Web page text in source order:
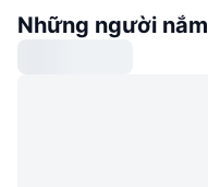
Những người